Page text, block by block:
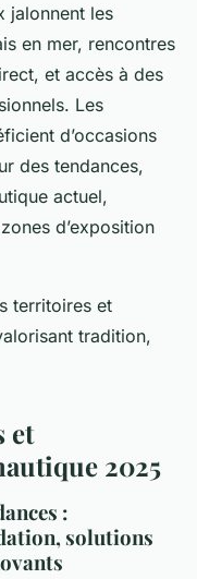
jalonnent les
en mer, rencontres
et accès à des
Les
d’occasions
des tendances,
actuel,
d’exposition
territoires et
tradition,
et
2025
:
solutions